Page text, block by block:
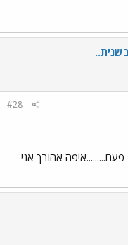
#28
פעם.........איפה אהובך אני